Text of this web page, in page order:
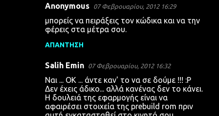
Anonymous 07 Φεβρουαρίου, 2012 16:29
μπορείς να πειράξεις τον κώδικα και να την
φέρεις στα μέτρα σου.
ΑΠΆΝΤΗΣΗ
Salih Emin 07 Φεβρουαρίου, 2012 16:32
Ναι ... ΟΚ ... άντε καν' το να σε δούμε !!! :P
Δεν έχεις άδικο... αλλά κανένας δεν το κάνει.
Η δουλειά της εφαρμογής είναι να
αφαιρέσει στοιχεία της prebuild rom πριν